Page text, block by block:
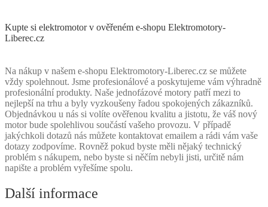
Kupte si elektromotor v ověřeném e-shopu Elektromotory-
Liberec.cz
Na nákup v našem e-shopu Elektromotory-Liberec.cz se můžete
vždy spolehnout. Jsme profesionálové a poskytujeme vám výhradně
profesionální produkty. Naše jednofázové motory patří mezi to
nejlepší na trhu a byly vyzkoušeny řadou spokojených zákazníků.
Objednávkou u nás si volíte ověřenou kvalitu a jistotu, že váš nový
motor bude spolehlivou součástí vašeho provozu. V případě
jakýchkoli dotazů nás můžete kontaktovat emailem a rádi vám vaše
dotazy zodpovíme. Rovněž pokud byste měli nějaký technický
problém s nákupem, nebo byste si něčím nebyli jisti, určitě nám
napište a problém vyřešíme spolu.
Další informace